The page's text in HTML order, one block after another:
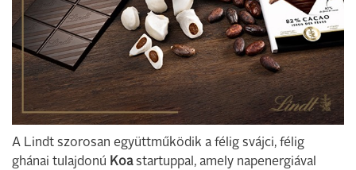
A Lindt szorosan együttműködik a félig svájci, félig
ghánai tulajdonú Koastartuppal, amely napenergiával